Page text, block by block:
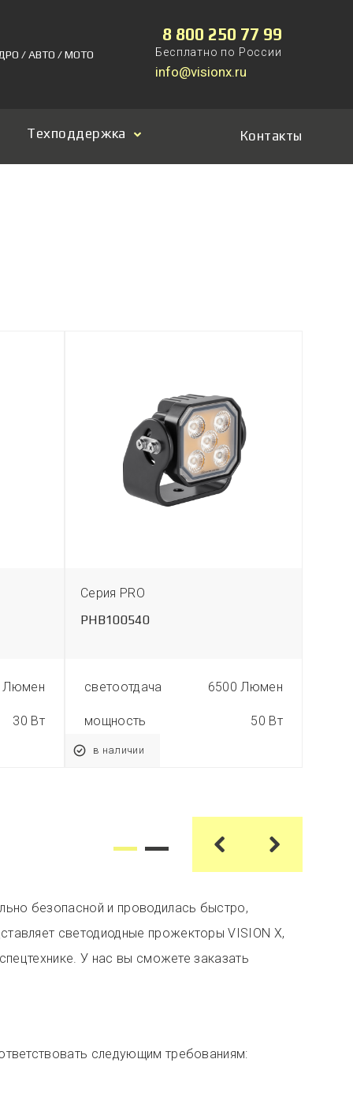
/ АВТО / МОТО
8 800 250 77 99
Бесплатно по России
info@visionx.ru
Техподдержка Контакты
Люмен
30 Вт
Серия PRO
PHB100540
светоотдача 6500 Люмен
мощность 50 Вт
в наличии
безопасной и проводилась быстро,
светодиодные прожекторы VISION X,
У нас вы сможете заказать
следующим требованиям: